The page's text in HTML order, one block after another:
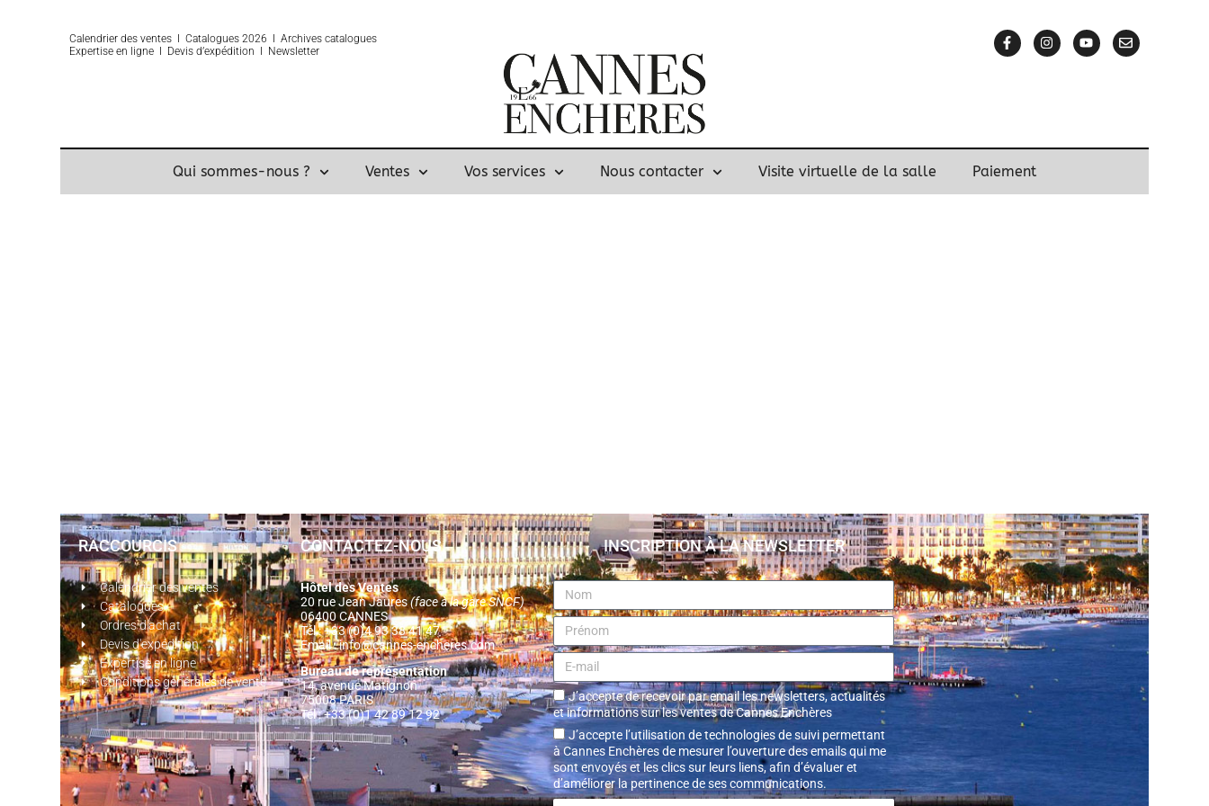
Calendrier des ventes ΙCatalogues 2026 ΙArchives catalogues
Expertise en ligne Ι Devis d’expédition Newsletter
Qui sommes-nous ? Ventes Vos services Nous contacter Visite virtuelle de la salle Paiement
RACCOURCIS
Calendrier des ventes
Catalogues
Ordres d'achat
Devis d'expédition
Expertise en ligne
Conditions générales de vente
CONTACTEZ-NOUS
Hôtel des Ventes
20 rue Jean Jaures(face à la gare SNCF)
06400 CANNES
Tél : +33 (0)4 93 38 41 47
Email :info@cannes-encheres.com
Bureau de représentation
14, avenue Matignon
75008 PARIS
Tél : +33 (0)1 42 89 12 92
INSCRIPTION À LA NEWSLETTER
J’accepte de recevoir par email les newsletters, actualités
et informations sur les ventes de Cannes Enchères
J’accepte l’utilisation de technologies de suivi permettant
à Cannes Enchères de mesurer l’ouverture des emails qui me
sont envoyés et les clics sur leurs liens, afin d’évaluer et
d’améliorer la pertinence de ses communications.